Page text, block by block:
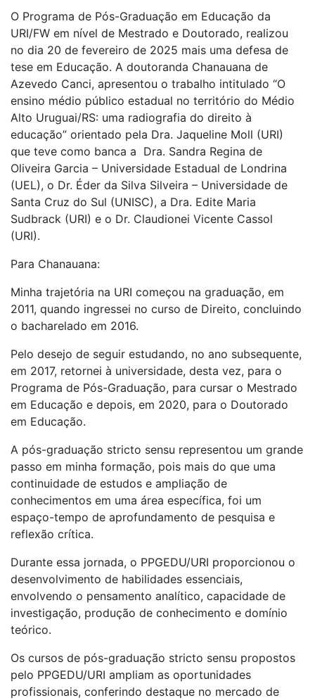
O Programa de Pós-Graduação em Educação da
URI/FW em nível de Mestrado e Doutorado, realizou
no dia 20 de fevereiro de 2025 mais uma defesa de
tese em Educação. A doutoranda Chanauana de
Azevedo Canci, apresentou o trabalho intitulado “O
ensino médio público estadual no território do Médio
Alto Uruguai/RS: uma radiografia do direito à
educação” orientado pela Dra. Jaqueline Moll (URI)
que teve como banca a Dra. Sandra Regina de
Oliveira Garcia – Universidade Estadual de Londrina
(UEL), o Dr. Éder da Silva Silveira – Universidade de
Santa Cruz do Sul (UNISC), a Dra. Edite Maria
Sudbrack (URI) e o Dr. Claudionei Vicente Cassol
(URI).
Para Chanauana:
Minha trajetória na URI começou na graduação, em
2011, quando ingressei no curso de Direito, concluindo
o bacharelado em 2016.
Pelo desejo de seguir estudando, no ano subsequente,
em 2017, retornei à universidade, desta vez, para o
Programa de Pós-Graduação, para cursar o Mestrado
em Educação e depois, em 2020, para o Doutorado
em Educação.
A pós-graduação stricto sensu representou um grande
passo em minha formação, pois mais do que uma
continuidade de estudos e ampliação de
conhecimentos em uma área específica, foi um
espaço-tempo de aprofundamento de pesquisa e
reflexão crítica.
Durante essa jornada, o PPGEDU/URI proporcionou o
desenvolvimento de habilidades essenciais,
envolvendo o pensamento analítico, capacidade de
investigação, produção de conhecimento e domínio
teórico.
Os cursos de pós-graduação stricto sensu propostos
pelo PPGEDU/URI ampliam as oportunidades
profissionais, conferindo destaque no mercado de